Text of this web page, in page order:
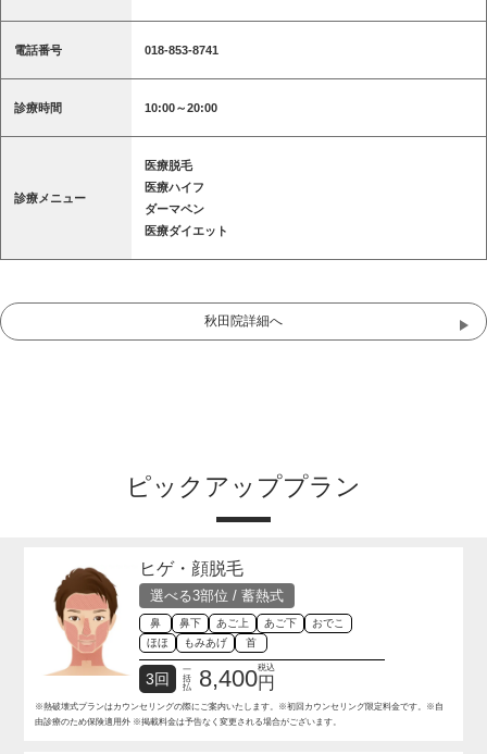
電話番号 018-853-8741
診療時間 10:00～20:00
診療メニュー
医療脱毛
医療ハイフ
ダーマペン
医療ダイエット
秋田院詳細へ
ピックアッププラン
ヒゲ・顔脱毛
選べる3部位 / 蓄熱式
鼻 鼻下 あご上 あご下
おでこ
ほほ
もみあげ 首
3回
一
括
払
8,400税込
円
※熱破壊式プランはカウンセリングの際にご案内いたします。 ※初回カウンセリング限定料金です。※自
由診療のため保険適用外 ※掲載料金は予告なく変更される場合がございます。